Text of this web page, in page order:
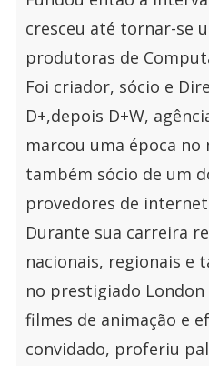
cresceu até tornar-se
produtoras de
Foi criador, sócio e
D+,depois D+W,
marcou uma época no
também sócio de um
provedores de
Durante sua carreira
nacionais, regionais e
no prestigiado London
filmes de animação e
convidado, proferiu